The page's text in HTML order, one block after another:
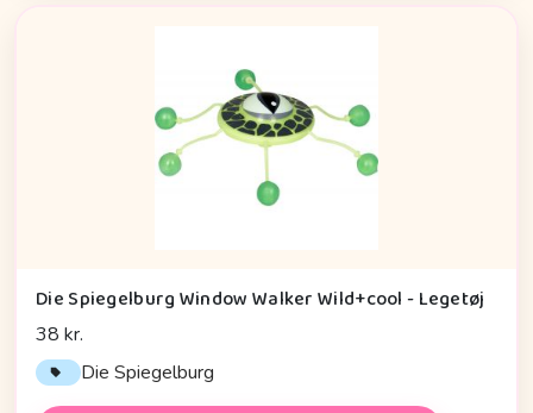
Die Spiegelburg Window Walker Wild+cool - Legetøj
38 kr.
Die Spiegelburg